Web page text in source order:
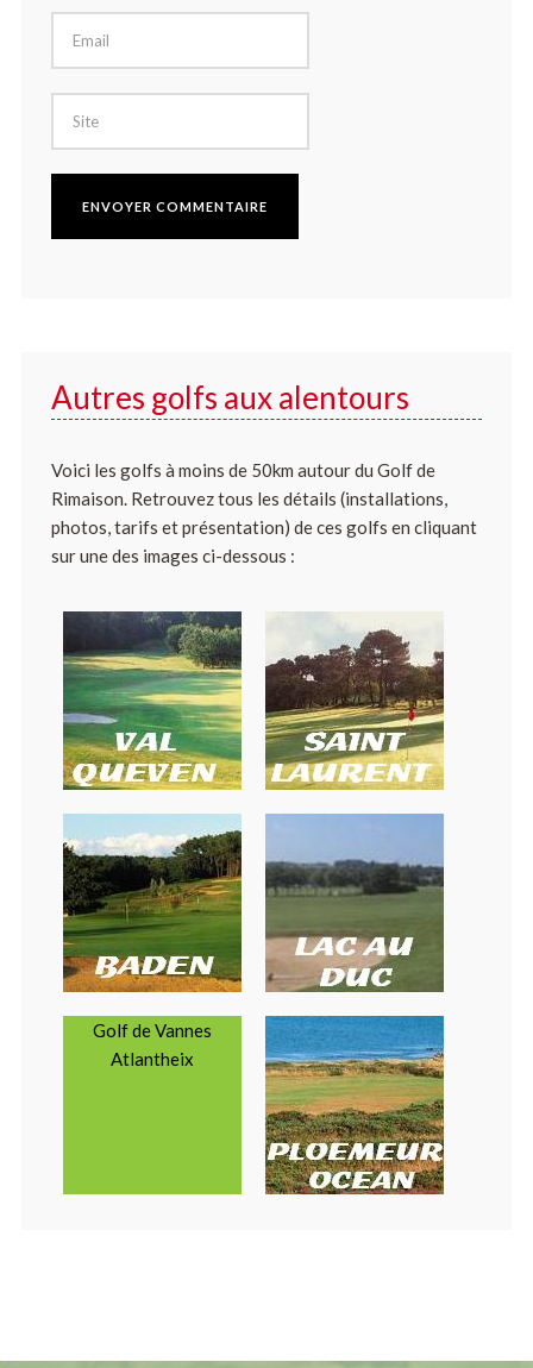
Autres golfs aux alentours
Voici les golfs à moins de 50km autour du Golf de
Rimaison. Retrouvez tous les détails (installations,
photos, tarifs et présentation) de ces golfs en cliquant
sur une des images ci-dessous :
Golf de Vannes
Atlantheix